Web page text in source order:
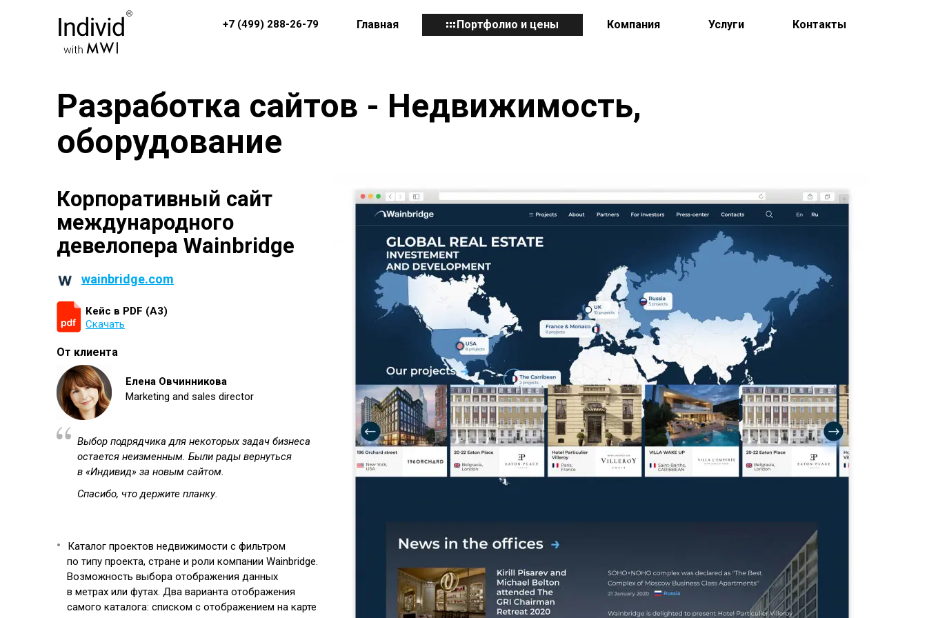
+7 (499) 288-26-79 Главная Портфолио и цены Компания Услуги Контакты
Разработка сайтов - Недвижимость,
обoрудование
Корпоративный сайт
международного
девелопера Wainbridge
wainbridge.com
Кейс в PDF (А3)
Скачать
От клиента
Елена Овчинникова
Marketing and sales director
Выбор подрядчика для некоторых задач бизнеса
остается неизменным. Были рады вернуться
в «Индивид» за новым сайтом.
Спасибо, что держите планку.
Каталог проектов недвижимости с фильтром
по типу проекта, стране и роли компании Wainbridge.
Возможность выбора отображения данных
в метрах или футах. Два варианта отображения
самого каталога: списком с отображением на карте